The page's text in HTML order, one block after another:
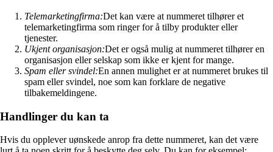
Telemarketingfirma:Det kan være at nummeret tilhører et
telemarketingfirma som ringer for å tilby produkter eller
tjenester.
Ukjent organisasjon:Det er også mulig at nummeret tilhører en
organisasjon eller selskap som ikke er kjent for mange.
Spam eller svindel:En annen mulighet er at nummeret brukes til
spam eller svindel, noe som kan forklare de negative
tilbakemeldingene.
Handlinger du kan ta
Hvis du opplever uønskede anrop fra dette nummeret, kan det være